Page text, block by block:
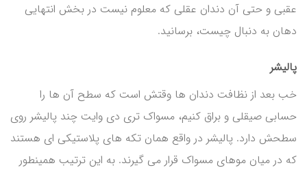
عقبی و حتی آن دندان عقلی که معلوم نیست در بخش انتهایی
دهان به دنبال چیست، برسانید.
پالیشر
خب بعد از نظافت دندان ها وقتش است که سطح آن ها را
حسابی صیقلی و براق کنیم، مسواک تری دی وایت چند پالیشر روی
سطحش دارد. پالیشر در واقع همان تکه های پلاستیکی ای هستند
که در میان موهای مسواک قرار می گیرند. به این ترتیب همینطور